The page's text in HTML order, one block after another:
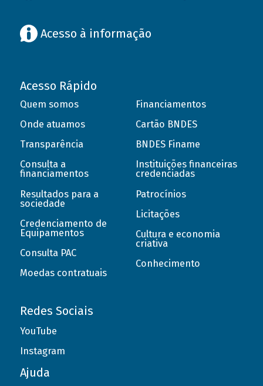
Acesso à informação
Acesso Rápido
Quem somos
Onde atuamos
Transparência
Consulta a
financiamentos
Resultados para a
sociedade
Credenciamento de
Equipamentos
Consulta PAC
Moedas contratuais
Financiamentos
Cartão BNDES
BNDES Finame
Instituições financeiras
credenciadas
Patrocínios
Licitações
Cultura e economia
criativa
Conhecimento
Redes Sociais
YouTube
Instagram
Ajuda